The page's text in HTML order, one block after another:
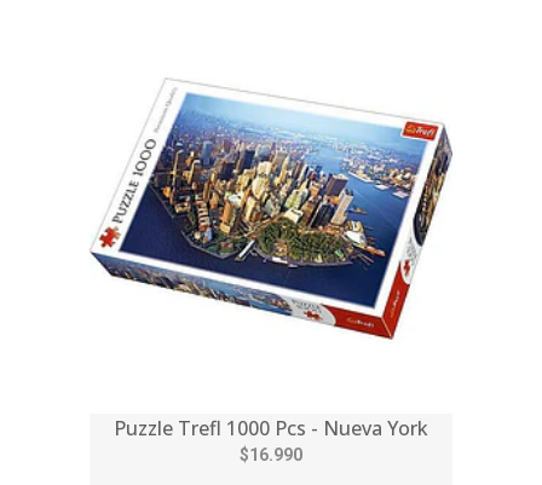
Puzzle Trefl 1000 Pcs - Nueva York
$16.990